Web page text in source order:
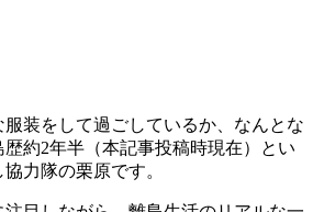
装をして過ごしているか、なんとな
歴約2年半（本記事投稿時現在）とい
力隊の栗原です。